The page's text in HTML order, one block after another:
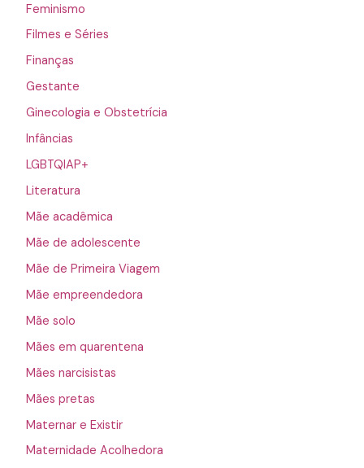
Feminismo
Filmes e Séries
Finanças
Gestante
Ginecologia e Obstetrícia
Infâncias
LGBTQIAP+
Literatura
Mãe acadêmica
Mãe de adolescente
Mãe de Primeira Viagem
Mãe empreendedora
Mãe solo
Mães em quarentena
Mães narcisistas
Mães pretas
Maternar e Existir
Maternidade Acolhedora